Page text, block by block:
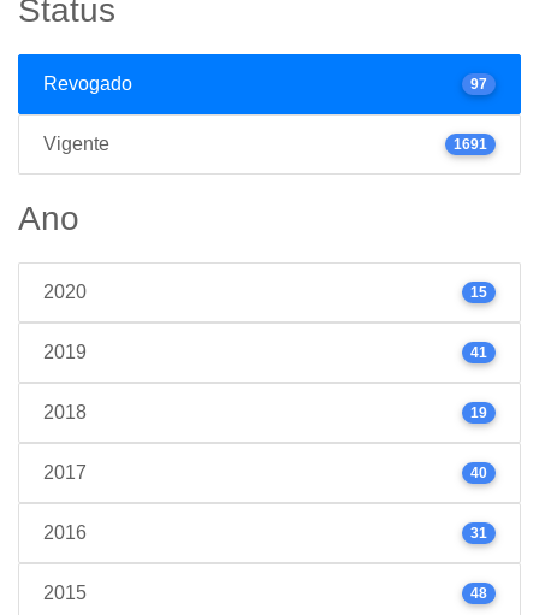
Status
Revogado 97
Vigente 1691
Ano
2020 15
2019 41
2018 19
2017 40
2016 31
2015 48